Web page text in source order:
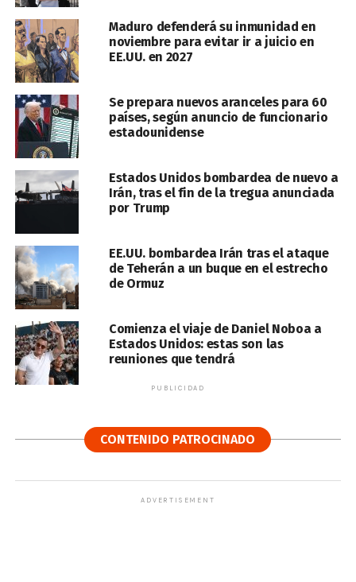
Maduro defenderá su inmunidad en
noviembre para evitar ir a juicio en
EE.UU. en 2027
Se prepara nuevos aranceles para 60
países, según anuncio de funcionario
estadounidense
Estados Unidos bombardea de nuevo a
Irán, tras el fin de la tregua anunciada
por Trump
EE.UU. bombardea Irán tras el ataque
de Teherán a un buque en el estrecho
de Ormuz
Comienza el viaje de Daniel Noboa a
Estados Unidos: estas son las
reuniones que tendrá
PUBLICIDAD
CONTENIDO PATROCINADO
ADVERTISEMENT